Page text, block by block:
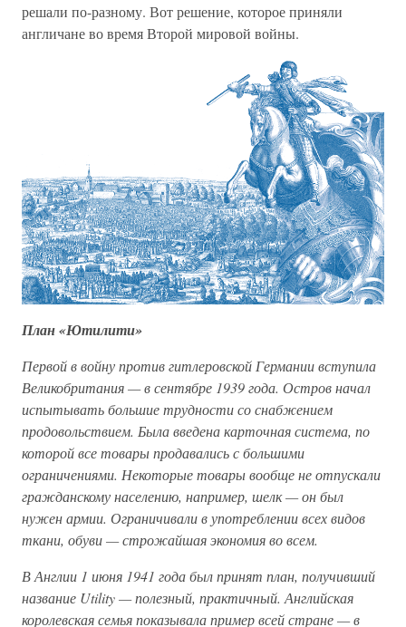
решали по-разному. Вот решение, которое приняли
англичане во время Второй мировой войны.
План «Ютилити»
Первой в войну против гитлеровской Германии вступила
Великобритания — в сентябре 1939 года. Остров начал
испытывать большие трудности со снабжением
продовольствием. Была введена карточная система, по
которой все товары продавались с большими
ограничениями. Некоторые товары вообще не отпускали
гражданскому населению, например, шелк — он был
нужен армии. Ограничивали в употреблении всех видов
ткани, обуви — строжайшая экономия во всем.
В Англии 1 июня 1941 года был принят план, получивший
название Utility — полезный, практичный. Английская
королевская семья показывала пример всей стране — в